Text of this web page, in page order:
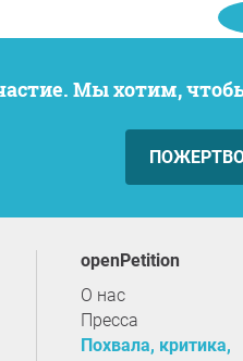
Мы хотим,
openPetition
О нас
Пресса
Похвала, критика,